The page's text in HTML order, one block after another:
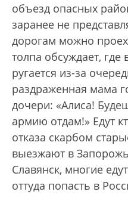
объезд опасных
заранее не
дорогам можно
толпа обсуждает, где
ругается из-за
раздраженная мама
дочери: «Алиса!
армию отдам!» Едут
отказа скарбом
выезжают в
Славянск, многие
оттуда попасть в